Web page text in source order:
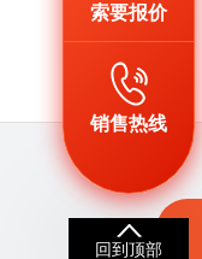
索要报价
销售热线
回到顶部